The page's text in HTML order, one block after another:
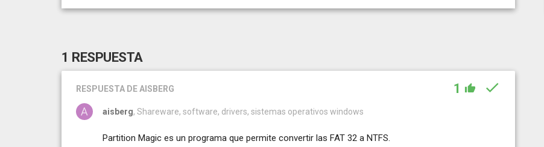
1 RESPUESTA
RESPUESTA DE AISBERG 1
aisberg, Shareware, software, drivers, sistemas operativos windows
Partition Magic es un programa que permite convertir las FAT 32 a NTFS.